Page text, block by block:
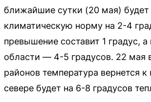
ближайшие сутки (20 мая)
климатическую норму на 2-4
превышение составит 1 градус, а
области — 4-5 градусов. 22 мая
районов температура вернется
севере будет на 6-8 градусов